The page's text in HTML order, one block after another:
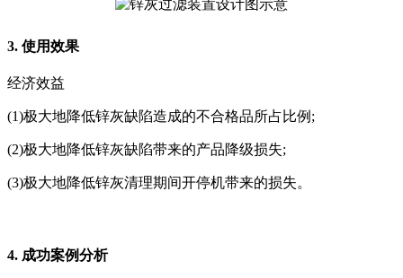
3. 使用效果
经济效益
(1)极大地降低锌灰缺陷造成的不合格品所占比例;
(2)极大地降低锌灰缺陷带来的产品降级损失;
(3)极大地降低锌灰清理期间开停机带来的损失。
4. 成功案例分析